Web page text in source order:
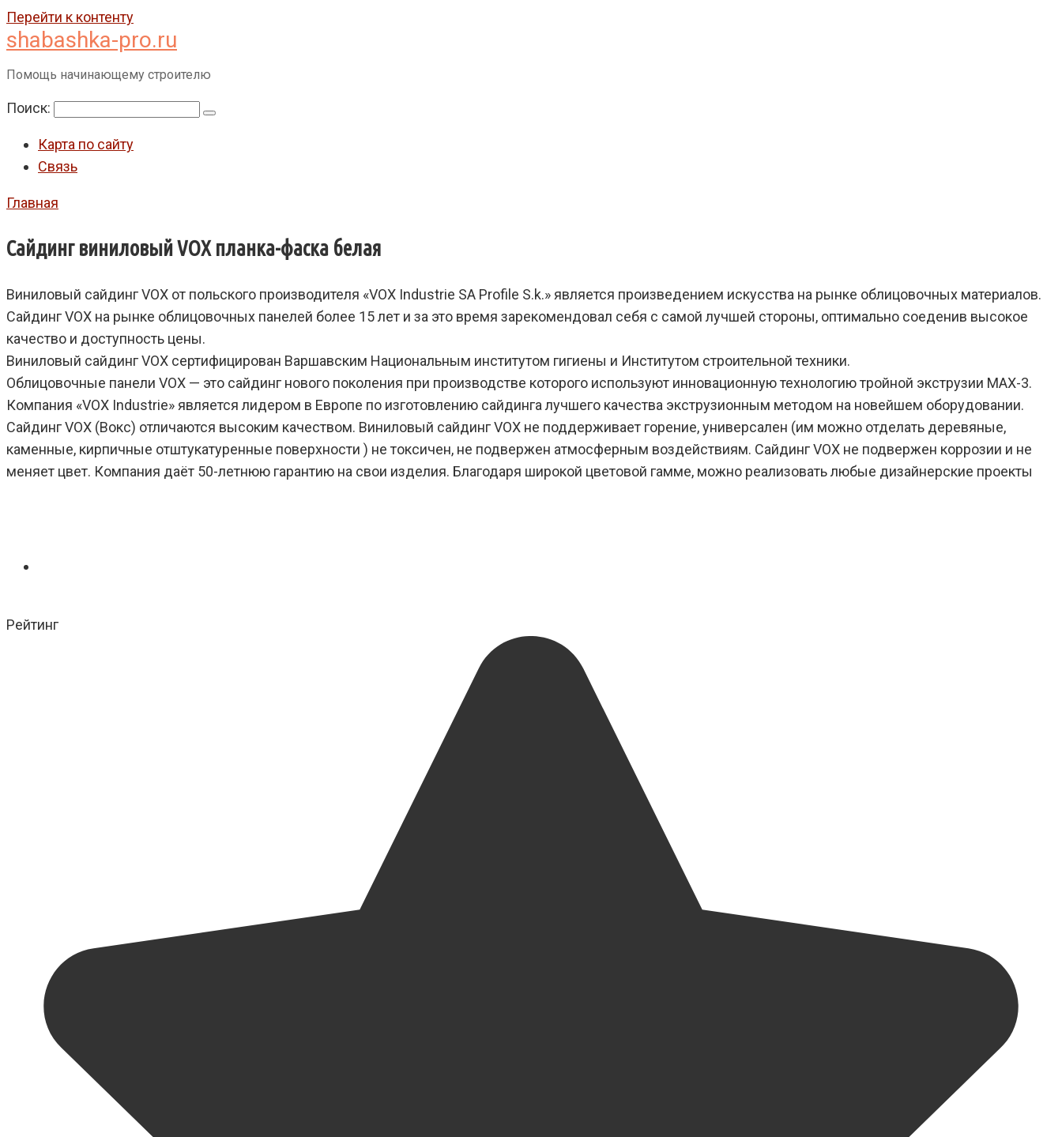
Перейти к контенту
shabashka-pro.ru
Помощь начинающему строителю
Поиск:
Карта по сайту
Связь
Главная
Сайдинг виниловый VOX планка-фаска белая
Виниловый сайдинг VOX от польского производителя «VOX Industrie SA Profile S.k.» является произведением искусства на рынке облицовочных материалов.
Сайдинг VOX на рынке облицовочных панелей более 15 лет и за это время зарекомендовал себя с самой лучшей стороны, оптимально соеденив высокое
качество и доступность цены.
Виниловый сайдинг VOX сертифицирован Варшавским Национальным институтом гигиены и Институтом строительной техники.
Облицовочные панели VOX — это сайдинг нового поколения при производстве которого используют инновационную технологию тройной экструзии MAX-3.
Компания «VOX Industrie» является лидером в Европе по изготовлению сайдинга лучшего качества экструзионным методом на новейшем оборудовании.
Сайдинг VOX (Вокс) отличаются высоким качеством. Виниловый сайдинг VOX не поддерживает горение, универсален (им можно отделать деревяные,
каменные, кирпичные отштукатуренные поверхности ) не токсичен, не подвержен атмосферным воздействиям. Сайдинг VOX не подвержен коррозии и не
меняет цвет. Компания даёт 50-летнюю гарантию на свои изделия. Благодаря широкой цветовой гамме, можно реализовать любые дизайнерские проекты
Рейтинг